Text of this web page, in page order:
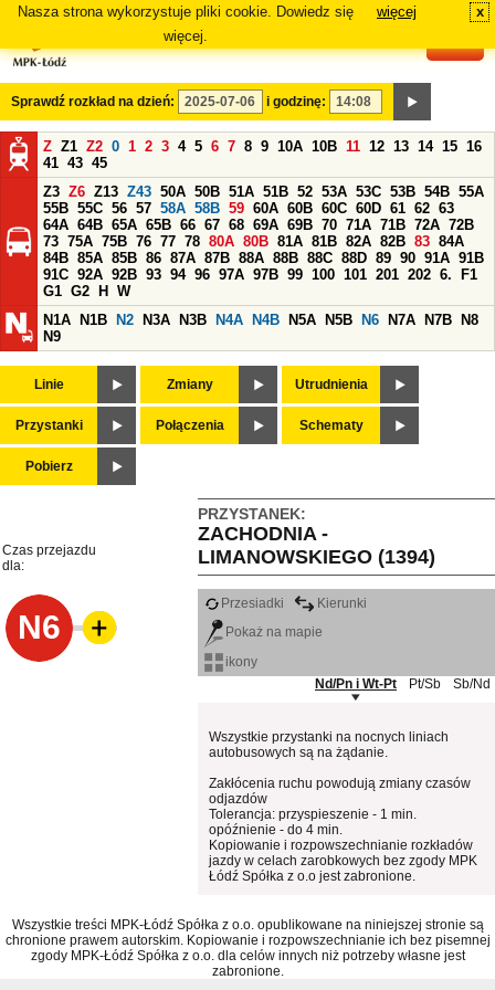
Nasza strona wykorzystuje pliki cookie. Dowiedz się
więcej.
więcej x
Sprawdź rozkład na dzień: i godzinę:
Z Z1 Z2 0 1 2 3 4 5 6 7 8 9 10A 10B 11 12 13 14 15 16
41 43 45
Z3 Z6 Z13 Z43 50A 50B 51A 51B 52 53A 53C 53B 54B 55A
55B 55C 56 57 58A 58B 59 60A 60B 60C 60D 61 62 63
64A 64B 65A 65B 66 67 68 69A 69B 70 71A 71B 72A 72B
73 75A 75B 76 77 78 80A 80B 81A 81B 82A 82B 83 84A
84B 85A 85B 86 87A 87B 88A 88B 88C 88D 89 90 91A 91B
91C 92A 92B 93 94 96 97A 97B 99 100 101 201 202 6.
F1
G1 G2 H
W
N1A
N1B N2 N3A N3B N4A N4B N5A N5B N6 N7A N7B
N8
N9
Linie Zmiany Utrudnienia
Przystanki Połączenia Schematy
Pobierz
PRZYSTANEK:
ZACHODNIA -
LIMANOWSKIEGO (1394)
Czas przejazdu
dla:
N6
Przesiadki
Kierunki
Pokaż na mapie
ikony
Nd/Pn i Wt-Pt
Pt/Sb Sb/Nd
Wszystkie przystanki na nocnych liniach
autobusowych są na żądanie.
Zakłócenia ruchu powodują zmiany czasów
odjazdów
Tolerancja: przyspieszenie - 1 min.
opóźnienie - do 4 min.
Kopiowanie i rozpowszechnianie rozkładów
jazdy w celach zarobkowych bez zgody MPK
Łódź Spółka z o.o jest zabronione.
Wszystkie treści MPK-Łódź Spółka z o.o. opublikowane na niniejszej stronie są
chronione prawem autorskim. Kopiowanie i rozpowszechnianie ich bez pisemnej
zgody MPK-Łódź Spółka z o.o. dla celów innych niż potrzeby własne jest
zabronione.